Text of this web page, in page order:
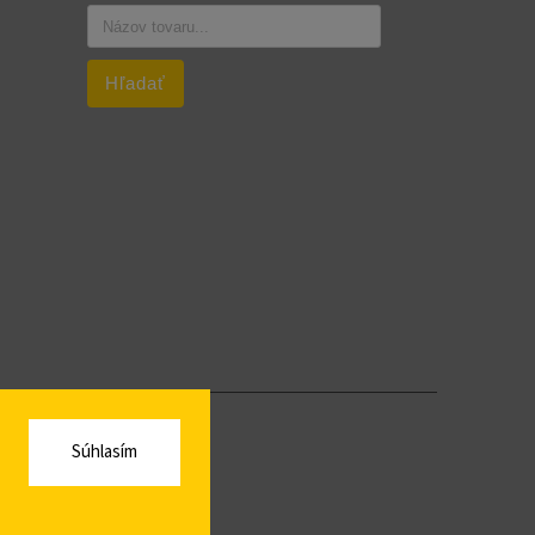
Súhlasím
Hľadať